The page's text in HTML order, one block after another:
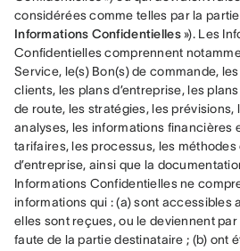
Informations Confidentielles »). Les
Confidentielles comprennent
Service, le(s) Bon(s) de commande,
clients, les plans d’entreprise, les
de route, les stratégies, les prévisions,
analyses, les informations financières
tarifaires, les processus, les méthodes
d’entreprise, ainsi que la
Informations Confidentielles ne
informations qui : (a) sont accessibles
elles sont reçues, ou le deviennent par
faute de la partie destinataire ; (b) ont